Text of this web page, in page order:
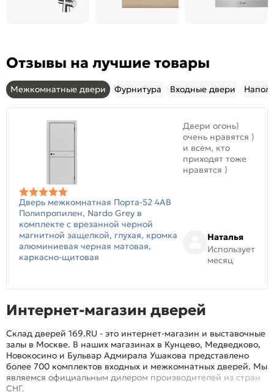
Отзывы на лучшие товары
Межкомнатные двери Фурнитура Входные двери
Дверь межкомнатная Порта-52 4AB
Полипропилен, Nardo Grey в
комплекте с врезанной черной
магнитной защелкой, глухая, кромка
алюминиевая черная матовая,
каркасно-щитовая
Двери огонь)
очень нравятся )
и всем, кто
приходят тоже
нравятся )
Наталья
Использует
месяц
Интернет-магазин дверей
Склад дверей 169.RU - это интернет-магазин и выставочные
залы в Москве. В наших магазинах в Кунцево, Медведково,
Новокосино и Бульвар Адмирала Ушакова представлено
более 700 комплектов входных и межкомнатных дверей. Мы
являемся официальным дилером производителей из стран
СНГ.